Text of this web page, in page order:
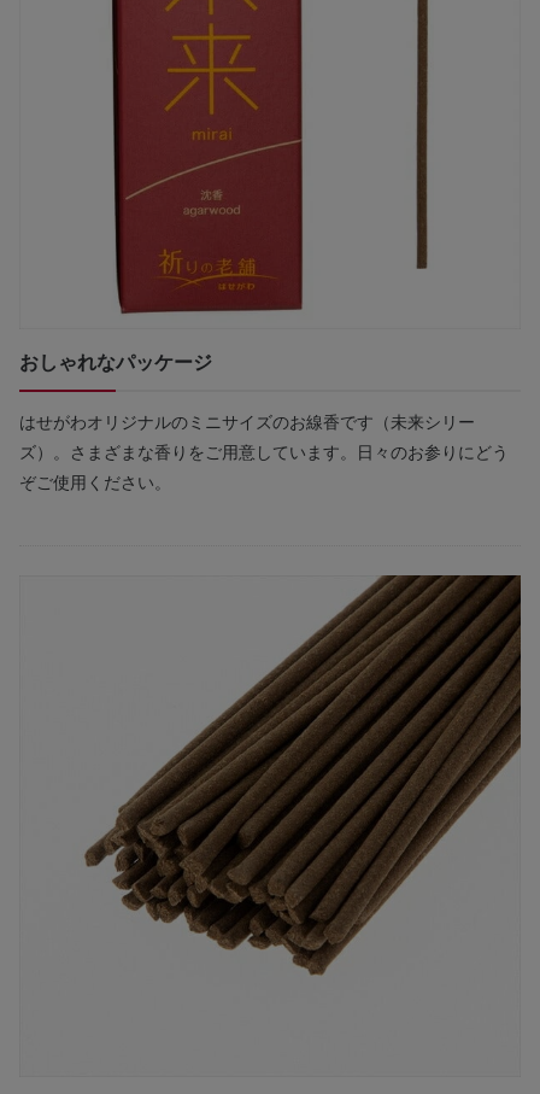
おしゃれなパッケージ
はせがわオリジナルのミニサイズのお線香です（未来シリー
ズ）。さまざまな香りをご用意しています。日々のお参りにどう
ぞご使用ください。